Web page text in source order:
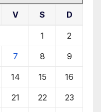
V S D
1 2
7 8 9
14 15 16
21 22 23